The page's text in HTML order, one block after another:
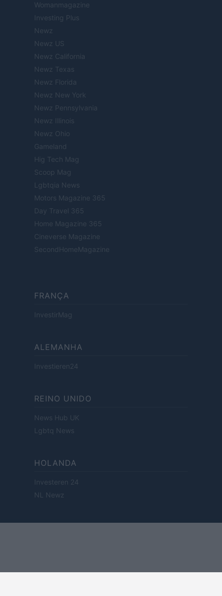
Womanmagazine
Investing Plus
Newz
Newz US
Newz California
Newz Texas
Newz Florida
Newz New York
Newz Pennsylvania
Newz Illinois
Newz Ohio
Gameland
Hig Tech Mag
Scoop Mag
Lgbtqia News
Motors Magazine 365
Day Travel 365
Home Magazine 365
Cineverse Magazine
SecondHomeMagazine
FRANÇA
InvestirMag
ALEMANHA
Investieren24
REINO UNIDO
News Hub UK
Lgbtq News
HOLANDA
Investeren 24
NL Newz